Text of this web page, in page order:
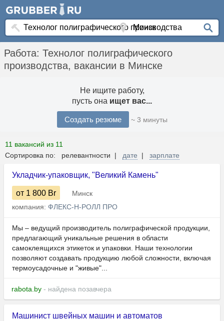
Работа: Технолог полиграфического
производства, вакансии в Минске
Не ищите работу,
пусть она ищет вас...
Создать резюме ~ 3 минуты
11 вакансий из 11
Сортировка по: релевантности | дате | зарплате
Укладчик-упаковщик, "Великий Камень"
от 1 800 Br
Минск
компания: ФЛЕКС-Н-РОЛЛ ПРО
Мы – ведущий производитель полиграфической продукции,
предлагающий уникальные решения в области
самоклеящихся этикеток и упаковки. Наши технологии
позволяют создавать продукцию любой сложности, включая
термоусадочные и "живые"...
rabota.by - найдена позавчера
Машинист швейных машин и автоматов